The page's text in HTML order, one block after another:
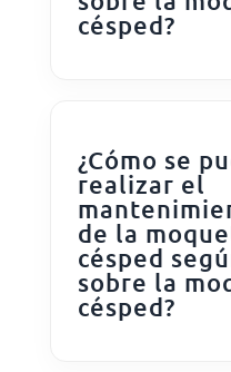
césped?
¿Cómo se
realizar el
de la
césped
sobre la
césped?